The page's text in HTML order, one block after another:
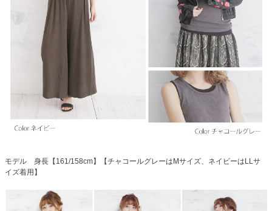
モデル 身長【161/158cm】【チャコールグレーはMサイズ、ネイビーはLLサ
イズ着用】